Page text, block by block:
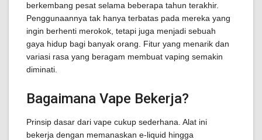
berkembang pesat selama beberapa tahun terakhir.
Penggunaannya tak hanya terbatas pada mereka yang
ingin berhenti merokok, tetapi juga menjadi sebuah
gaya hidup bagi banyak orang. Fitur yang menarik dan
variasi rasa yang beragam membuat vaping semakin
diminati.
Bagaimana Vape Bekerja?
Prinsip dasar dari vape cukup sederhana. Alat ini
bekerja dengan memanaskan e-liquid hingga